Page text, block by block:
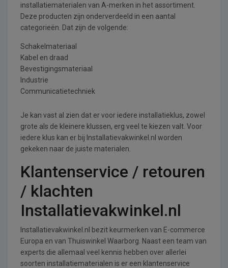
installatiematerialen van A-merken in het assortiment.
Deze producten zijn onderverdeeld in een aantal
categorieën. Dat zijn de volgende:
Schakelmateriaal
Kabel en draad
Bevestigingsmateriaal
Industrie
Communicatietechniek
Je kan vast al zien dat er voor iedere installatieklus, zowel
grote als de kleinere klussen, erg veel te kiezen valt. Voor
iedere klus kan er bij Installatievakwinkel.nl worden
gekeken naar de juiste materialen.
Klantenservice / retouren
/ klachten
Installatievakwinkel.nl
Installatievakwinkel.nl bezit keurmerken van E-commerce
Europa en van Thuiswinkel Waarborg. Naast een team van
experts die allemaal veel kennis hebben over allerlei
soorten installatiematerialen is er een klantenservice